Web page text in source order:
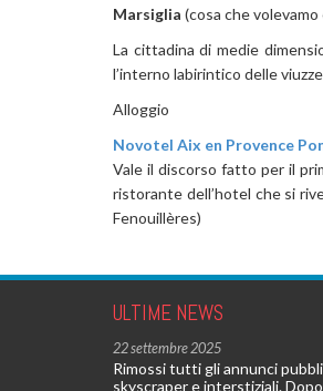
Marsiglia (cosa che
La cittadina di medie
l’interno labirintico delle
Alloggio
Novotel Aix en Provence
Vale il discorso fatto per il
ristorante dell’hotel che si
Fenouillères)
ULTIME NEWS
22 settembre 2025
Rimossi tutti gli annunci
skyscraper e interstiziali.